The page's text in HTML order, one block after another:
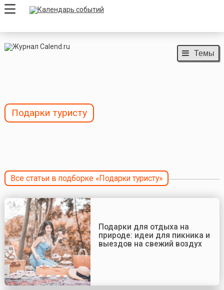
Темы
Подарки туристу
Все статьи в подборке «Подарки туристу»
Подарки для отдыха на
природе: идеи для пикника и
выездов на свежий воздух